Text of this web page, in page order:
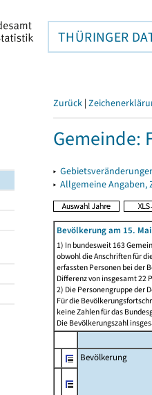
THÜRINGER
Zurück |
Gemeinde:
▸
▸ Allgemeine Angaben,
Bevölkerung am 15.
1) In bundesweit 163
obwohl die Anschriften für
erfassten Personen bei der
Differenz von insgesamt 22
2) Die Personengruppe der
Für die
keine Zahlen für das
Die Bevölkerungszahl
Bevölkerung